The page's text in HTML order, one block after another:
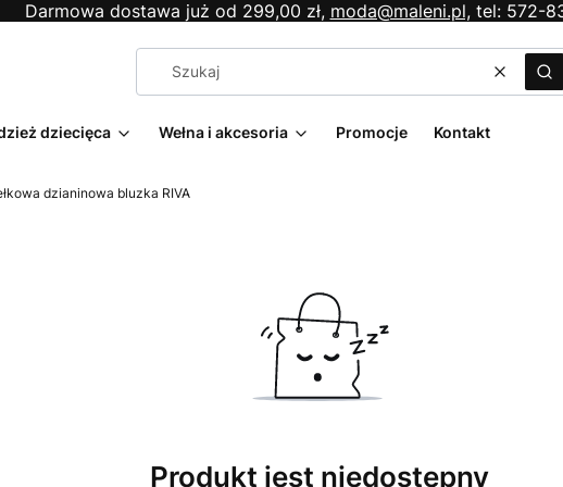
Darmowa dostawa już od 299,00 zł, moda@maleni.pl,tel: 572-
Wyczyść
dziecięca Wełna i akcesoria Promocje Kontakt
dzianinowa bluzka RIVA
Produkt jest niedostępny